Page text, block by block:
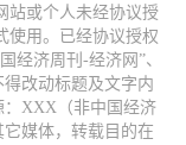
站或个人未经协议授
使用。已经协议授权
经济周刊-经济网”、
得改动标题及文字内
：XXX（非中国经济
媒体，转载目的在